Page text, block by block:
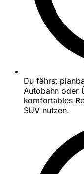
Du fährst
Autobahn oder
komfortables
SUV nutzen.